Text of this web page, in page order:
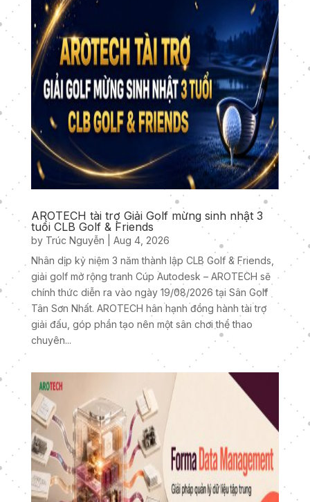
AROTECH tài trợ Giải Golf mừng sinh nhật 3
tuổi CLB Golf & Friends
by Trúc Nguyễn
Aug 4, 2026
Nhân dịp kỷ niệm 3 năm thành lập CLB Golf & Friends,
giải golf mở rộng tranh Cúp Autodesk – AROTECH sẽ
chính thức diễn ra vào ngày 19/08/2026 tại Sân Golf
Tân Sơn Nhất. AROTECH hân hạnh đồng hành tài trợ
giải đấu, góp phần tạo nên một sân chơi thể thao
chuyên...